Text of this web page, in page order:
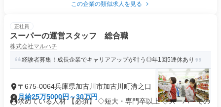
この企業の類似求人を見る
正社員
スーパーの運営スタッフ 総合職
株式会社マルハチ
経験者募集！成長企業でキャリアアップが叶う◎年1回5連休あり
〒675-0064兵庫県加古川市加古川町溝之口
月給25万5000円～30万円
求めている人材 【必須】 ◇短大・専門卒以上 ◇スーパーでの